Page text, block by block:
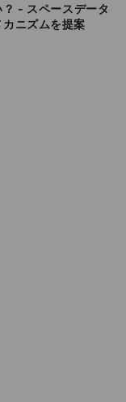
- スペースデータ
ニズムを提案